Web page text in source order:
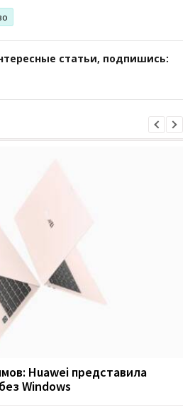
статьи, подпишись:
Huawei представила
Windows